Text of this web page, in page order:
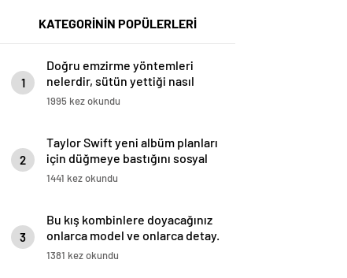
KATEGORİNİN POPÜLERLERİ
1
Doğru emzirme yöntemleri
nelerdir, sütün yettiği nasıl
anlaşılır?
1995 kez okundu
2
Taylor Swift yeni albüm planları
için düğmeye bastığını sosyal
medyadan duyurdu!
1441 kez okundu
3
Bu kış kombinlere doyacağınız
onlarca model ve onlarca detay.
1381 kez okundu